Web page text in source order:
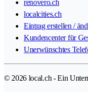
renovero.ch
localcities.ch
Eintrag erstellen /
Kundencenter für
Unerwünschtes
© 2026 local.ch - Ein